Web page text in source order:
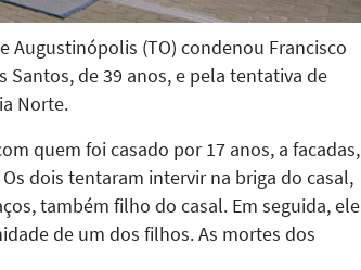
Augustinópolis (TO) condenou Francisco
Santos, de 39 anos, e pela tentativa de
Norte.
quem foi casado por 17 anos, a facadas,
dois tentaram intervir na briga do casal,
também filho do casal. Em seguida, ele
de um dos filhos. As mortes dos